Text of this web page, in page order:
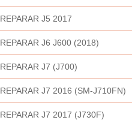
REPARAR J5 2017
REPARAR J6 J600 (2018)
REPARAR J7 (J700)
REPARAR J7 2016 (SM-J710FN)
REPARAR J7 2017 (J730F)